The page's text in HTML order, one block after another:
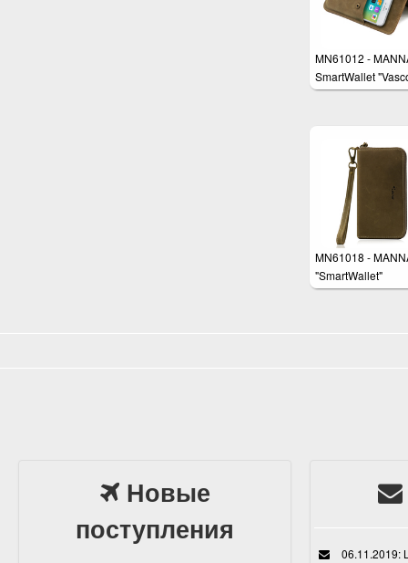
MN61012 -
SmartWallet
MN61018 -
"SmartWallet"
Handgelenktasche
Новые
поступления
06.11.2019: